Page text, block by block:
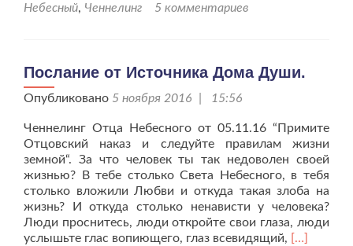
Небесный, Ченнелинг 5 комментариев
Послание от Источника Дома Души.
Опубликовано 5 ноября 2016 | 15:56
Ченнелинг Отца Небесного от 05.11.16 “Примите
Отцовский наказ и следуйте правилам жизни
земной“. За что человек ты так недоволен своей
жизнью? В тебе столько Света Небесного, в тебя
столько вложили Любви и откуда такая злоба на
жизнь? И откуда столько ненависти у человека?
Люди проснитесь, люди откройте свои глаза, люди
услышьте глас вопиющего, глаз всевидящий, Читать
[…]